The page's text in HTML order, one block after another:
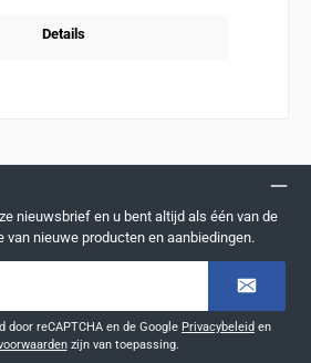
Details
nieuwsbrief en u bent altijd als één van de
van nieuwe producten en aanbiedingen.
door reCAPTCHA en de Google Privacybeleid en
zijn van toepassing.